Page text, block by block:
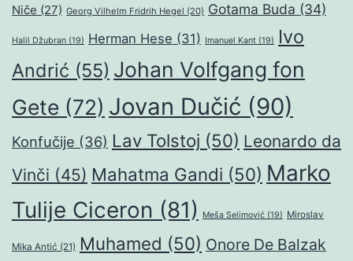
Niče (27) Georg Vilhelm Fridrih Hegel (20) Gotama Buda (34)
Halil Džubran (19) Herman Hese (31) Imanuel Kant (19)
Ivo
Andrić (55) Johan Volfgang fon
Gete (72) Jovan Dučić (90)
Konfučije (36) Lav Tolstoj (50) Leonardo da
Vinči (45) Mahatma Gandi (50) Marko
Tulije Ciceron (81) Meša Selimović (19) Miroslav
Mika Antić (21) Muhamed (50) Onore De Balzak